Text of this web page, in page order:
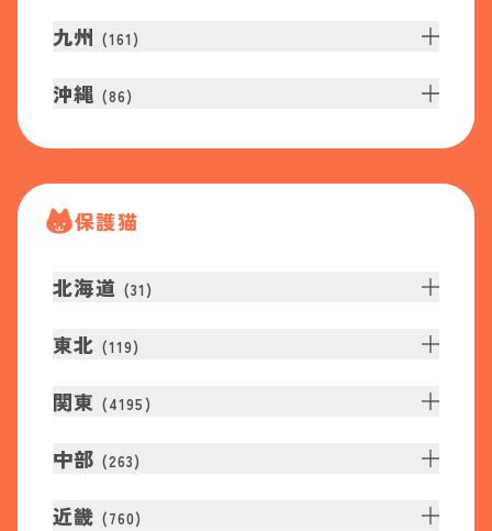
九州 (161 )
沖縄 (86)
保護猫
北海道 (31 )
東北 (119)
関東 (4195 )
中部 (263)
近畿 (760)